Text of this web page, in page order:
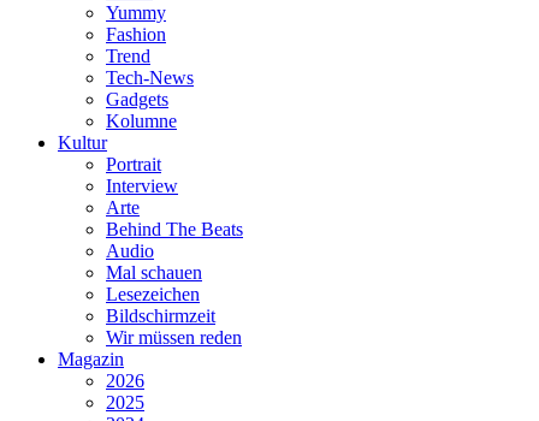
Yummy
Fashion
Trend
Tech-News
Gadgets
Kolumne
Kultur
Portrait
Interview
Arte
Behind The Beats
Audio
Mal schauen
Lesezeichen
Bildschirmzeit
Wir müssen reden
Magazin
2026
2025